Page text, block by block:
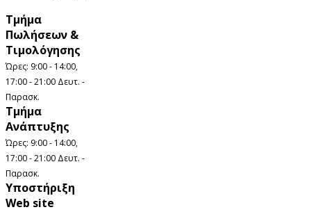
Τμήμα
Πωλήσεων &
Τιμολόγησης
Ώρες: 9:00 - 14:00,
17:00 - 21:00 Δευτ. -
Παρασκ.
Τμήμα
Ανάπτυξης
Ώρες: 9:00 - 14:00,
17:00 - 21:00 Δευτ. -
Παρασκ.
Υποστήριξη
Web site